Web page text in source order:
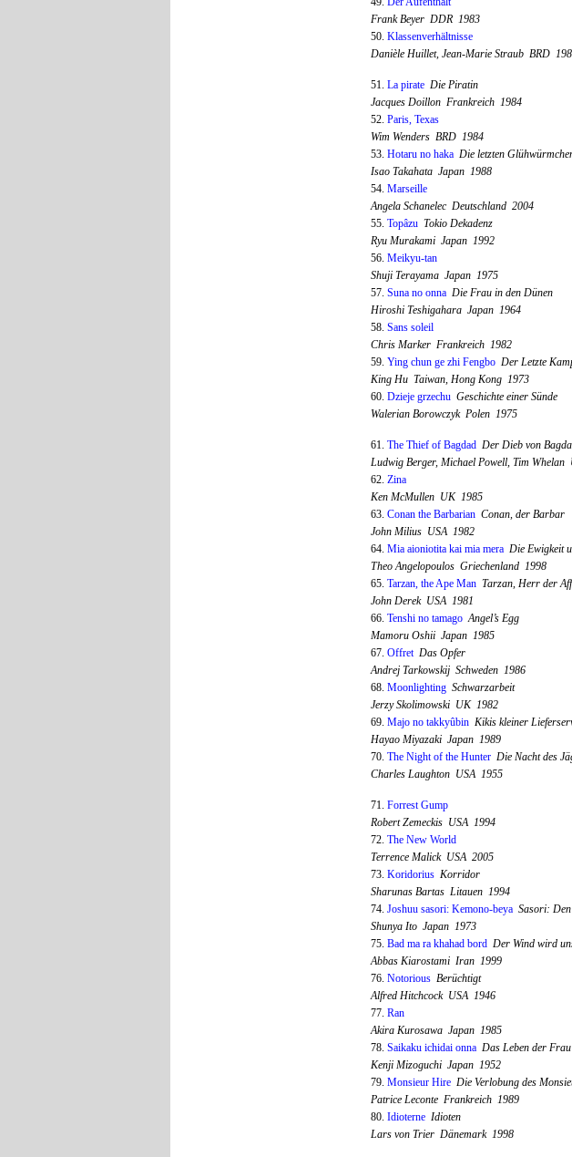
Frank Beyer DDR 1983
50. Klassenverhältnisse
Danièle Huillet, Jean-Marie Straub BRD
51. La pirate Die Piratin
Jacques Doillon Frankreich 1984
52. Paris, Texas
Wim Wenders BRD 1984
53. Hotaru no haka Die letzten
Isao Takahata Japan 1988
54. Marseille
Angela Schanelec Deutschland 2004
55. Topâzu Tokio Dekadenz
Ryu Murakami Japan 1992
56. Meikyu-tan
Shuji Terayama Japan 1975
57. Suna no onna Die Frau in den Dünen
Hiroshi Teshigahara Japan 1964
58. Sans soleil
Chris Marker Frankreich 1982
59. Ying chun ge zhi Fengbo Der Letzte
King Hu Taiwan, Hong Kong 1973
60. Dzieje grzechu Geschichte einer Sünde
Walerian Borowczyk Polen 1975
61. The Thief of Bagdad Der Dieb von
Ludwig Berger, Michael Powell, Tim
62. Zina
Ken McMullen UK 1985
63. Conan the Barbarian Conan, der Barbar
John Milius USA 1982
64. Mia aioniotita kai mia mera Die Ewigkeit
Theo Angelopoulos Griechenland 1998
65. Tarzan, the Ape Man Tarzan, Herr der
John Derek USA 1981
66. Tenshi no tamago Angel’s Egg
Mamoru Oshii Japan 1985
67. Offret Das Opfer
Andrej Tarkowskij Schweden 1986
68. Moonlighting Schwarzarbeit
Jerzy Skolimowski UK 1982
69. Majo no takkyûbin Kikis kleiner
Hayao Miyazaki Japan 1989
70. The Night of the Hunter Die Nacht des
Charles Laughton USA 1955
71. Forrest Gump
Robert Zemeckis USA 1994
72. The New World
Terrence Malick USA 2005
73. Koridorius Korridor
Sharunas Bartas Litauen 1994
74. Joshuu sasori: Kemono-beya Sasori:
Shunya Ito Japan 1973
75. Bad ma ra khahad bord Der Wind wird
Abbas Kiarostami Iran 1999
76. Notorious Berüchtigt
Alfred Hitchcock USA 1946
77. Ran
Akira Kurosawa Japan 1985
78. Saikaku ichidai onna Das Leben der
Kenji Mizoguchi Japan 1952
79. Monsieur Hire Die Verlobung des
Patrice Leconte Frankreich 1989
80. Idioterne Idioten
Lars von Trier Dänemark 1998